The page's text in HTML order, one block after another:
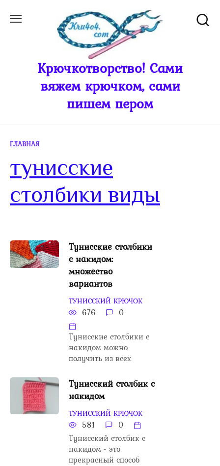
Крючкотворство! Сами
вяжем крючком, сами
пишем пером
ГЛАВНАЯ
тунисские
столбики виды
Тунисские столбики
с накидом:
множество
вариантов
ТУНИССКИЙ КРЮЧОК
676 0
Тунисские столбики с
накидом можно
получить из всех
Тунисский столбик с
накидом
ТУНИССКИЙ КРЮЧОК
581
0
Тунисский столбик с
накидом - это
прекрасный способ